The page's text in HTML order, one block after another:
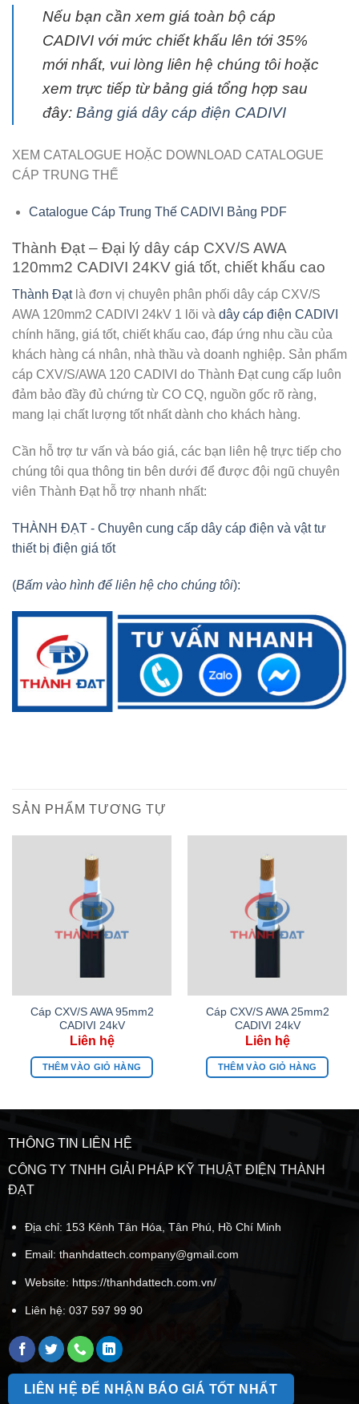
Nếu bạn cần xem giá toàn bộ cáp
CADIVI với mức chiết khấu lên tới 35%
mới nhất, vui lòng liên hệ chúng tôi hoặc
xem trực tiếp từ bảng giá tổng hợp sau
đây: Bảng giá dây cáp điện CADIVI
XEM CATALOGUE HOẶC DOWNLOAD CATALOGUE
CÁP TRUNG THẾ
Catalogue Cáp Trung Thế CADIVI Bảng PDF
Thành Đạt – Đại lý dây cáp CXV/S AWA
120mm2 CADIVI 24KV giá tốt, chiết khấu cao
Thành Đạtlà đơn vị chuyên phân phối dây cáp CXV/S
AWA 120mm2 CADIVI 24kV 1 lõi và dây cáp điện CADIVI
chính hãng, giá tốt, chiết khấu cao, đáp ứng nhu cầu của
khách hàng cá nhân, nhà thầu và doanh nghiệp. Sản phẩm
cáp CXV/S/AWA 120 CADIVI do Thành Đạt cung cấp luôn
đảm bảo đầy đủ chứng từ CO CQ, nguồn gốc rõ ràng,
mang lại chất lượng tốt nhất dành cho khách hàng.
Cần hỗ trợ tư vấn và báo giá, các bạn liên hệ trực tiếp cho
chúng tôi qua thông tin bên dưới để được đội ngũ chuyên
viên Thành Đạt hỗ trợ nhanh nhất:
THÀNH ĐẠT - Chuyên cung cấp dây cáp điện và vật tư
thiết bị điện giá tốt
(Bấm vào hình để liên hệ cho chúng tôi):
SẢN PHẨM TƯƠNG TỰ
Cáp CXV/S AWA 95mm2
CADIVI 24kV
THÊM VÀO GIỎ HÀNG
Cáp CXV/S AWA 25mm2
CADIVI 24kV
THÊM VÀO GIỎ HÀNG
THÔNG TIN LIÊN HỆ
CÔNG TY TNHH GIẢI PHÁP KỸ THUẬT ĐIỆN THÀNH
ĐẠT
Địa chỉ: 153 Kênh Tân Hóa, Tân Phú, Hồ Chí Minh
Email: thanhdattech.company@gmail.com
Website: https://thanhdattech.com.vn/
Liên hệ: 037 597 99 90
LIÊN HỆ ĐỂ NHẬN BÁO GIÁ TỐT NHẤT